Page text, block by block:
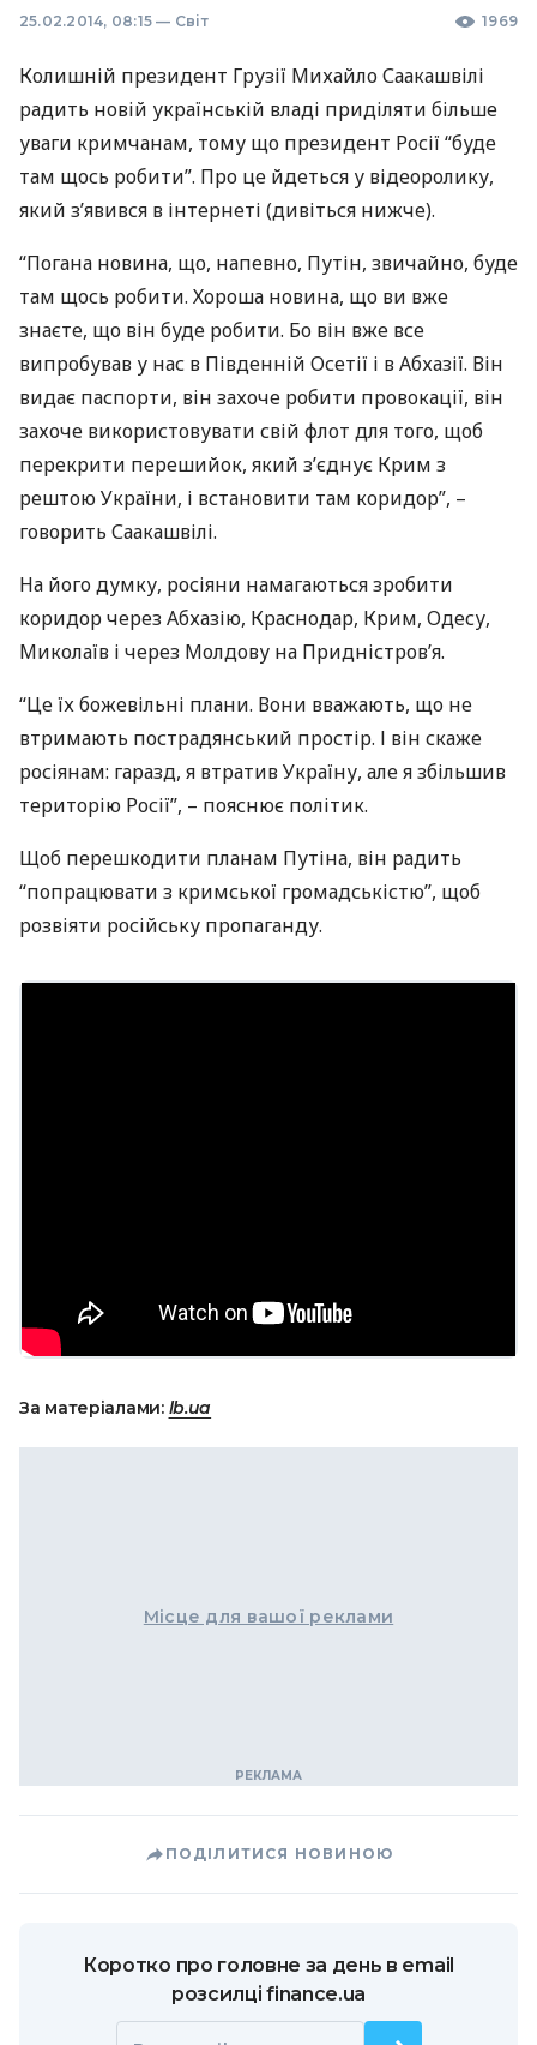
25.02.2014, 08:15 — Світ 1969
Колишній президент Грузії Михайло Саакашвілі
радить новій українській владі приділяти більше
уваги кримчанам, тому що президент Росії “буде
там щось робити”. Про це йдеться у відеоролику,
який з’явився в інтернеті (дивіться нижче).
“Погана новина, що, напевно, Путін, звичайно, буде
там щось робити. Хороша новина, що ви вже
знаєте, що він буде робити. Бо він вже все
випробував у нас в Південній Осетії і в Абхазії. Він
видає паспорти, він захоче робити провокації, він
захоче використовувати свій флот для того, щоб
перекрити перешийок, який з’єднує Крим з
рештою України, і встановити там коридор”, –
говорить Саакашвілі.
На його думку, росіяни намагаються зробити
коридор через Абхазію, Краснодар, Крим, Одесу,
Миколаїв і через Молдову на Придністров’я.
“Це їх божевільні плани. Вони вважають, що не
втримають пострадянський простір. І він скаже
росіянам: гаразд, я втратив Україну, але я збільшив
територію Росії”, – пояснює політик.
Щоб перешкодити планам Путіна, він радить
“попрацювати з кримської громадськістю”, щоб
розвіяти російську пропаганду.
За матеріалами: lb.ua
Місце для вашої реклами
ПОДІЛИТИСЯ НОВИНОЮ
Коротко про головне за день в email
розсилці finance.ua